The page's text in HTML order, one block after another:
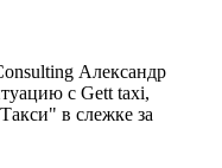
Александр
с Gett taxi,
в слежке за